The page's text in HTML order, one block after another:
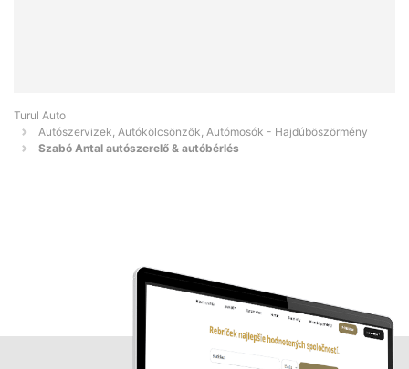
Turul Auto
Autószervizek, Autókölcsönzők, Autómosók - Hajdúböszörmény
Szabó Antal autószerelő & autóbérlés